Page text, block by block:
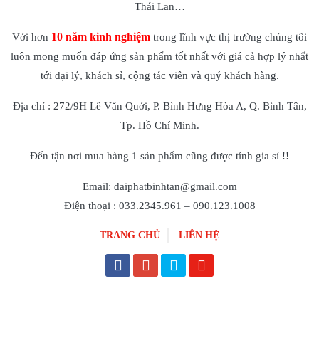
Thái Lan…
Với hơn 10 năm kinh nghiệm trong lĩnh vực thị trường chúng tôi
luôn mong muốn đáp ứng sản phẩm tốt nhất với giá cả hợp lý nhất
tới đại lý, khách sỉ, cộng tác viên và quý khách hàng.
Địa chỉ : 272/9H Lê Văn Quới, P. Bình Hưng Hòa A, Q. Bình Tân,
Tp. Hồ Chí Minh.
Đến tận nơi mua hàng 1 sản phẩm cũng được tính gia sỉ !!
Email: daiphatbinhtan@gmail.com
Điện thoại : 033.2345.961 – 090.123.1008
TRANG CHỦ LIÊN HỆ